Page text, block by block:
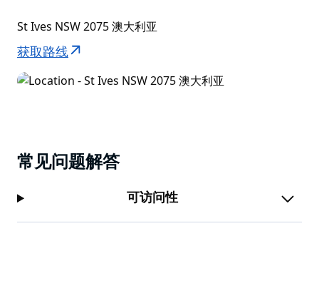
St Ives NSW 2075 澳大利亚
获取路线
常见问题解答
可访问性